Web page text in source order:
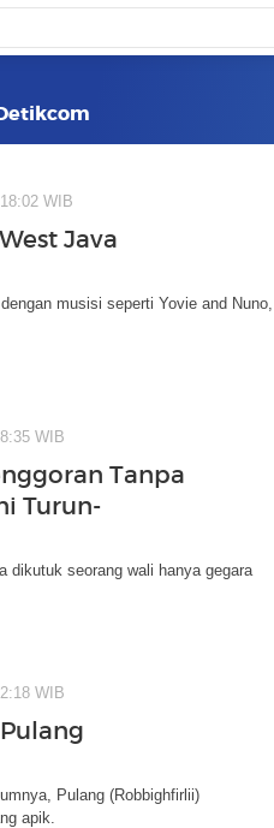
WIB
Java
musisi seperti Yovie and Nuno,
WIB
Tanpa
Turun-
dikutuk seorang wali hanya gegara
WIB
Pulang (Robbighfirlii)
apik.